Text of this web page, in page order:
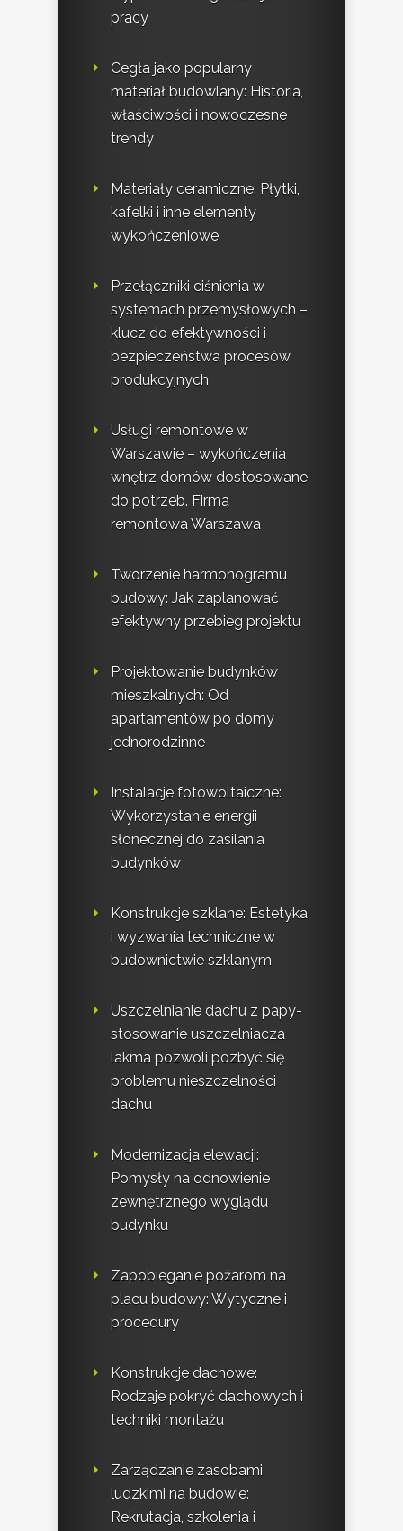
pracy
Cegła jako popularny
materiał budowlany: Historia,
właściwości i nowoczesne
trendy
Materiały ceramiczne: Płytki,
kafelki i inne elementy
wykończeniowe
Przełączniki ciśnienia w
systemach przemysłowych –
klucz do efektywności i
bezpieczeństwa procesów
produkcyjnych
Usługi remontowe w
Warszawie – wykończenia
wnętrz domów dostosowane
do potrzeb. Firma
remontowa Warszawa
Tworzenie harmonogramu
budowy: Jak zaplanować
efektywny przebieg projektu
Projektowanie budynków
mieszkalnych: Od
apartamentów po domy
jednorodzinne
Instalacje fotowoltaiczne:
Wykorzystanie energii
słonecznej do zasilania
budynków
Konstrukcje szklane: Estetyka
i wyzwania techniczne w
budownictwie szklanym
Uszczelnianie dachu z papy-
stosowanie uszczelniacza
lakma pozwoli pozbyć się
problemu nieszczelności
dachu
Modernizacja elewacji:
Pomysły na odnowienie
zewnętrznego wyglądu
budynku
Zapobieganie pożarom na
placu budowy: Wytyczne i
procedury
Konstrukcje dachowe:
Rodzaje pokryć dachowych i
techniki montażu
Zarządzanie zasobami
ludzkimi na budowie:
Rekrutacja, szkolenia i